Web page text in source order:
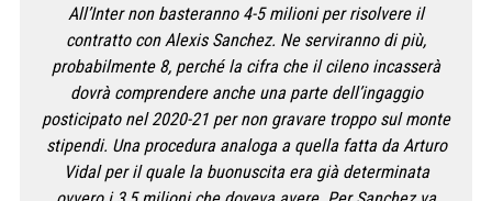
All’Inter non basteranno 4-5 milioni per risolvere il
contratto con Alexis Sanchez. Ne serviranno di più,
probabilmente 8, perché la cifra che il cileno incasserà
dovrà comprendere anche una parte dell’ingaggio
posticipato nel 2020-21 per non gravare troppo sul monte
stipendi. Una procedura analoga a quella fatta da Arturo
Vidal per il quale la buonuscita era già determinata